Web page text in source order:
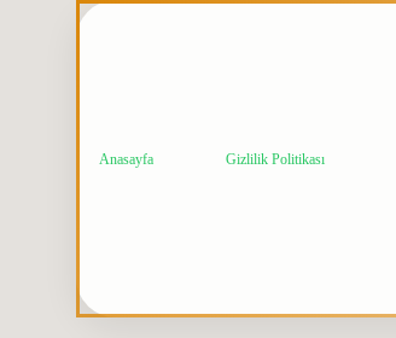
Anasayfa Gizlilik Politikası